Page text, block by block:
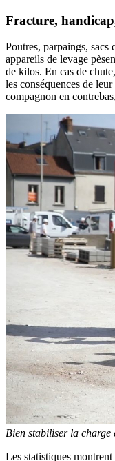
Fracture,
Poutres, parpaings,
appareils de levage
de kilos. En cas de
les conséquences de
compagnon en
Bien stabiliser la charge
Les statistiques